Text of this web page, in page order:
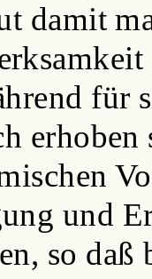
damit
für
erhoben
und
so